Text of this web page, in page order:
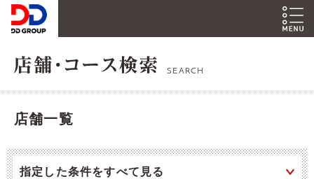
SEARCH
店舗一覧
指定した条件をすべて見る